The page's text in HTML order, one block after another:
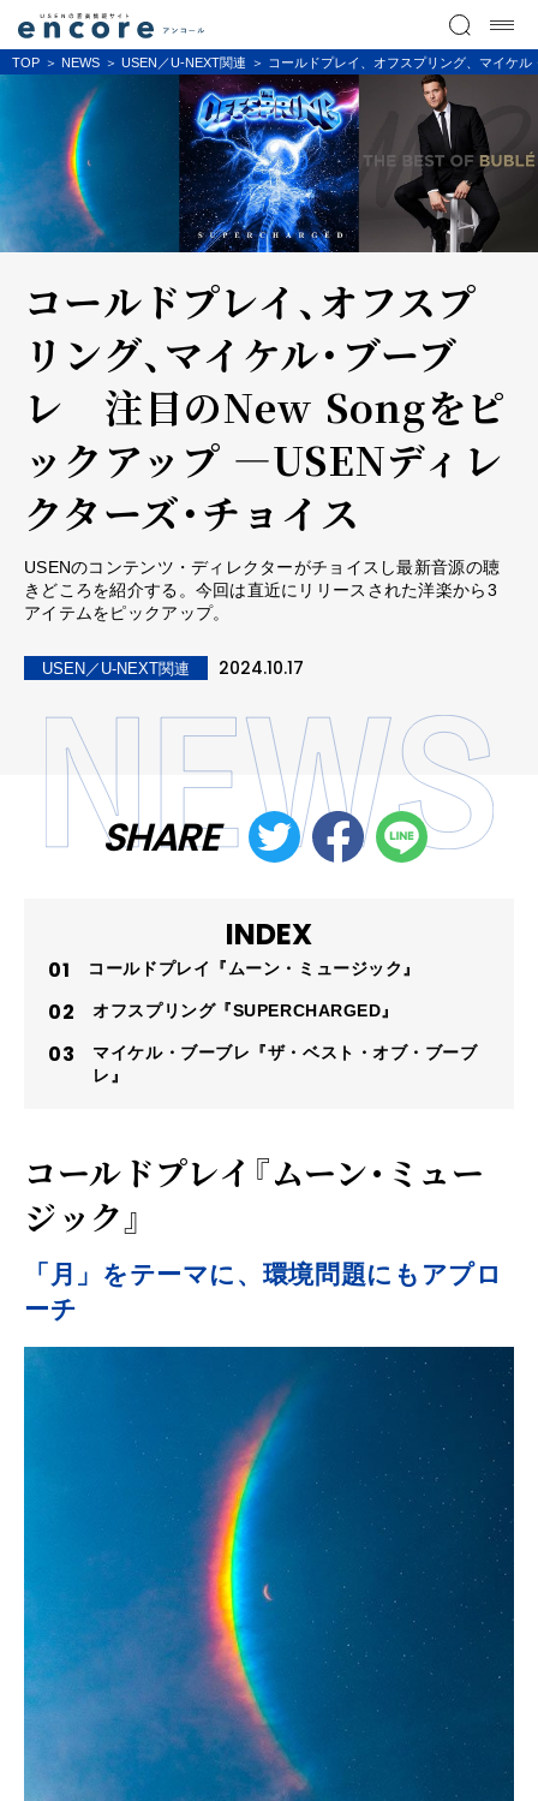
TOP NEWS USEN／U-NEXT関連 コールドプレイ、オフスプリング、マイケ
コールドプレイ、オフスプ
リング、マイケル・ブーブ
レ 注目のNew Songをピ
ックアップ ―USENディレ
クターズ・チョイス
USENのコンテンツ・ディレクターがチョイスし最新音源の聴
きどころを紹介する。今回は直近にリリースされた洋楽から3
アイテムをピックアップ。
USEN／U-NEXT関連 2024.10.17
SHARE
INDEX
コールドプレイ『ムーン・ミュージック』
オフスプリング『SUPERCHARGED』
マイケル・ブーブレ『ザ・ベスト・オブ・ブーブ
レ』
コールドプレイ『ムーン・ミュー
ジック』
「月」をテーマに、環境問題にもアプロ
ーチ